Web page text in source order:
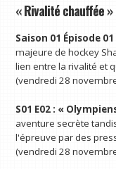
« Rivalité chauffée
Saison 01 Épisode
majeure de hockey
lien entre la rivalité et
(vendredi 28
S01 E02 : «
aventure secrète
l'épreuve par des
(vendredi 28